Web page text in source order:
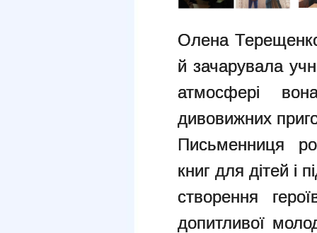
Олена
й зачарувала
атмосфері
дивовижних
Письменниця
книг для дітей і
створення
допитливої